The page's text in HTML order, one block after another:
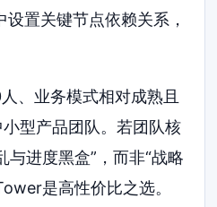
置关键节点依赖关系，
、业务模式相对成熟且
型产品团队。若团队核
与进度黑盒”，而非“战略
是高性价比之选。